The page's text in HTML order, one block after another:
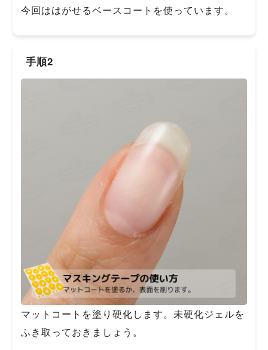
今回ははがせるベースコートを使っています。
手順2
マットコートを塗り硬化します。未硬化ジェルを
ふき取っておきましょう。